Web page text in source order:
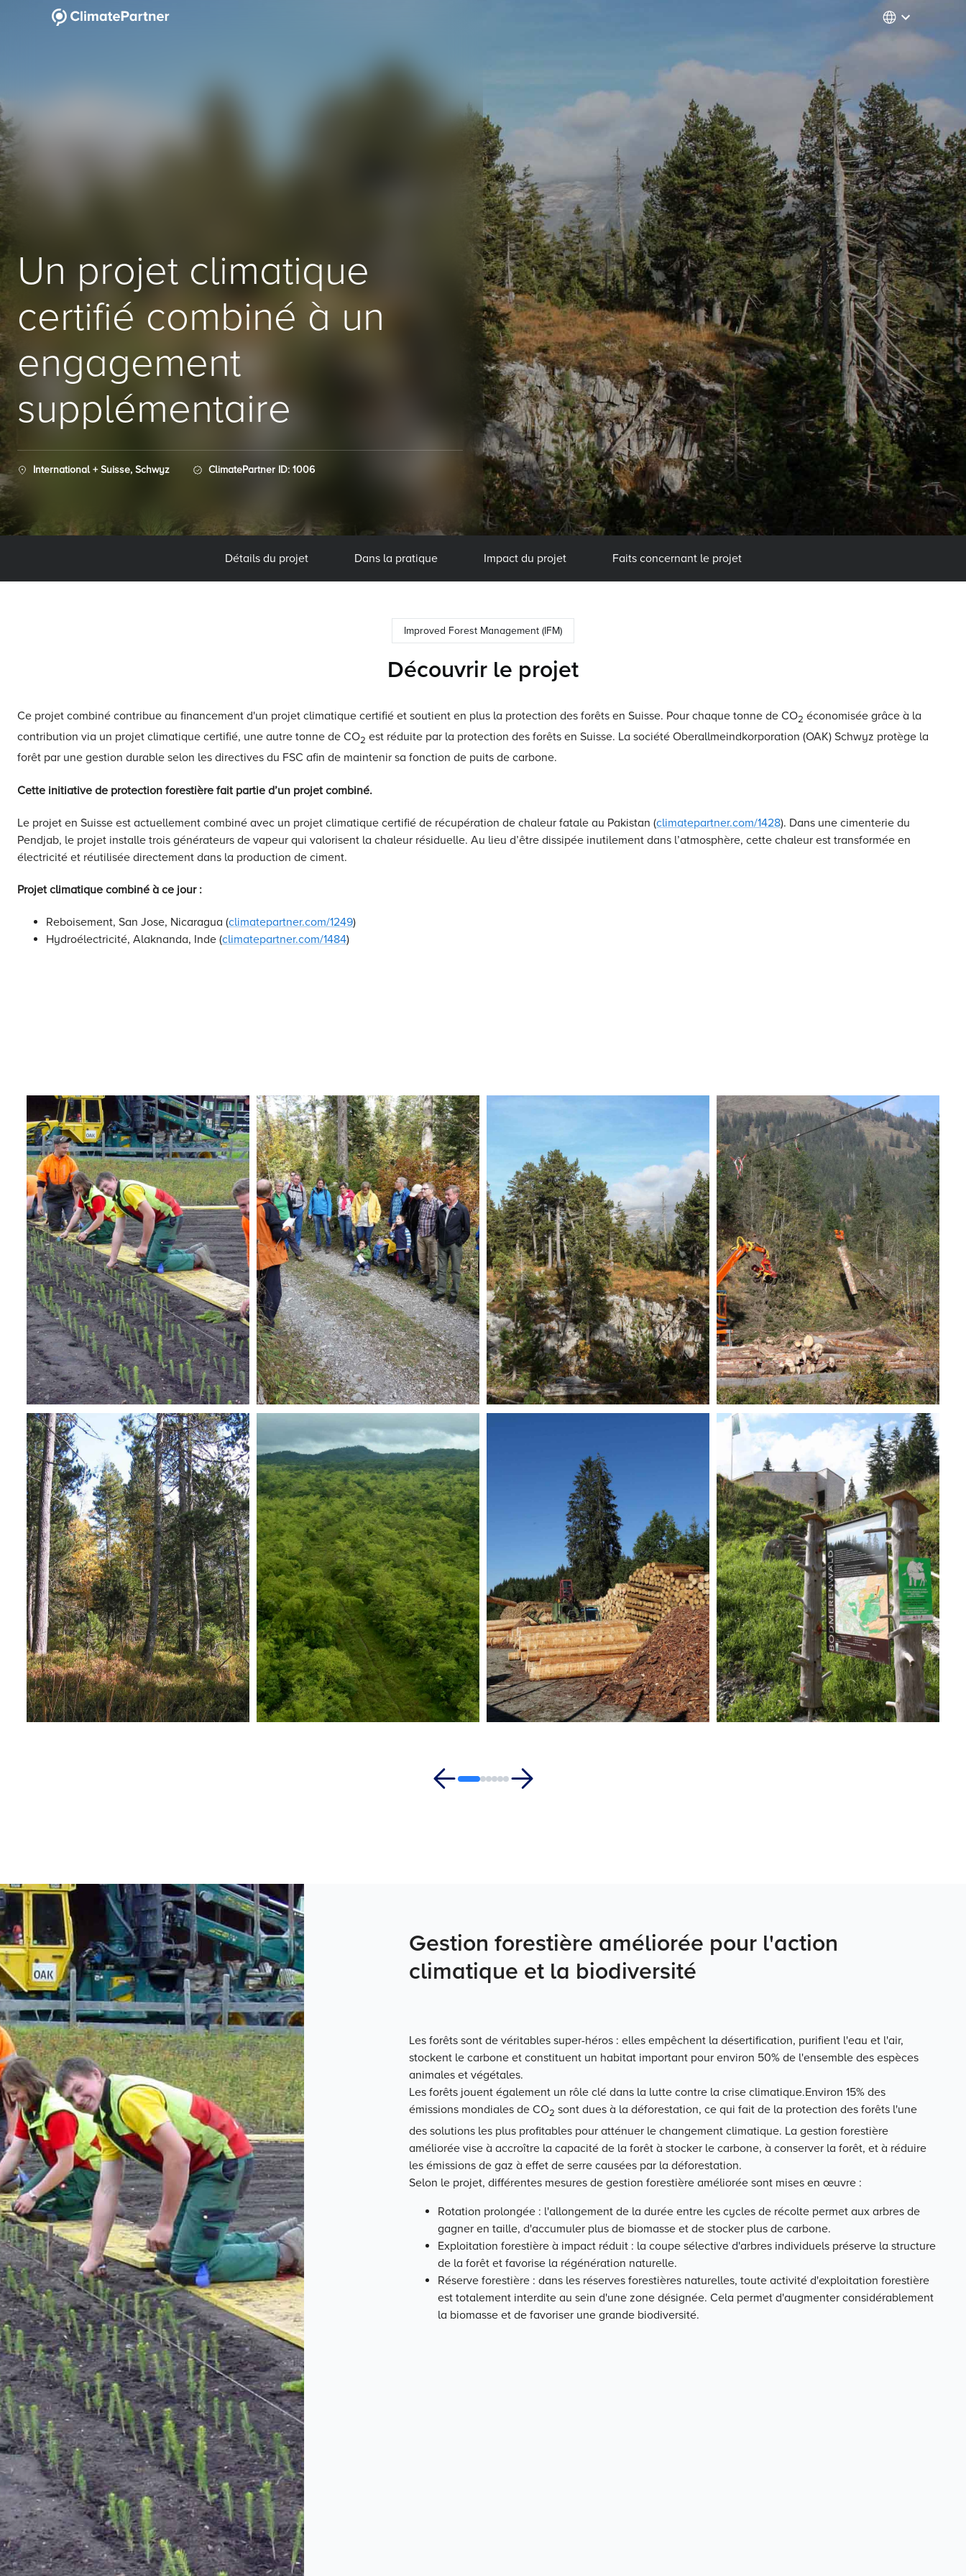
Un projet climatique
certifié combiné à un
engagement
supplémentaire
International + Suisse, Schwyz ClimatePartner ID: 1006
Détails du projet Dans la pratique Impact du projet Faits concernant le projet
Improved Forest Management (IFM)
Découvrir le projet
Ce projet combiné contribue au financement d'un projet climatique certifié et soutient en plus la protection des forêts en Suisse. Pour chaque tonne de CO2 économisée grâce à la
contribution via un projet climatique certifié, une autre tonne de CO2 est réduite par la protection des forêts en Suisse. La société Oberallmeindkorporation (OAK) Schwyz protège la
forêt par une gestion durable selon les directives du FSC afin de maintenir sa fonction de puits de carbone.
Cette initiative de protection forestière fait partie d’un projet combiné.
Le projet en Suisse est actuellement combiné avec un projet climatique certifié de récupération de chaleur fatale au Pakistan (climatepartner.com/1428). Dans une cimenterie du
Pendjab, le projet installe trois générateurs de vapeur qui valorisent la chaleur résiduelle. Au lieu d’être dissipée inutilement dans l’atmosphère, cette chaleur est transformée en
électricité et réutilisée directement dans la production de ciment.
Projet climatique combiné à ce jour :
Reboisement, San Jose, Nicaragua (climatepartner.com/1249)
Hydroélectricité, Alaknanda, Inde (climatepartner.com/1484)
Gestion forestière améliorée pour l'action
climatique et la biodiversité
Les forêts sont de véritables super-héros : elles empêchent la désertification, purifient l'eau et l'air,
stockent le carbone et constituent un habitat important pour environ 50% de l'ensemble des espèces
animales et végétales.
Les forêts jouent également un rôle clé dans la lutte contre la crise climatique.Environ 15% des
émissions mondiales de CO2 sont dues à la déforestation, ce qui fait de la protection des forêts l'une
des solutions les plus profitables pour atténuer le changement climatique. La gestion forestière
améliorée vise à accroître la capacité de la forêt à stocker le carbone, à conserver la forêt, et à réduire
les émissions de gaz à effet de serre causées par la déforestation.
Selon le projet, différentes mesures de gestion forestière améliorée sont mises en œuvre :
Rotation prolongée : l'allongement de la durée entre les cycles de récolte permet aux arbres de
gagner en taille, d'accumuler plus de biomasse et de stocker plus de carbone.
Exploitation forestière à impact réduit : la coupe sélective d'arbres individuels préserve la structure
de la forêt et favorise la régénération naturelle.
Réserve forestière : dans les réserves forestières naturelles, toute activité d'exploitation forestière
est totalement interdite au sein d'une zone désignée. Cela permet d'augmenter considérablement
la biomasse et de favoriser une grande biodiversité.